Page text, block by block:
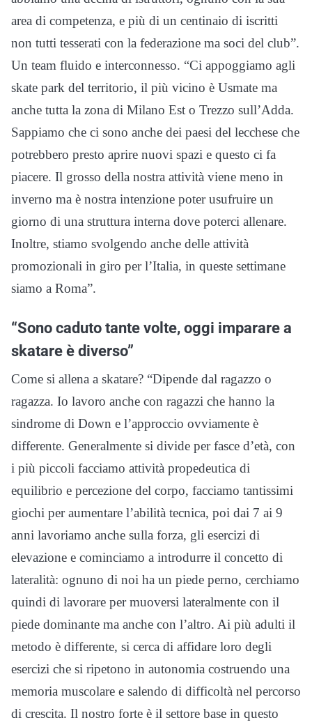
area di competenza, e più di un centinaio di iscritti
non tutti tesserati con la federazione ma soci del club”.
Un team fluido e interconnesso. “Ci appoggiamo agli
skate park del territorio, il più vicino è Usmate ma
anche tutta la zona di Milano Est o Trezzo sull’Adda.
Sappiamo che ci sono anche dei paesi del lecchese che
potrebbero presto aprire nuovi spazi e questo ci fa
piacere. Il grosso della nostra attività viene meno in
inverno ma è nostra intenzione poter usufruire un
giorno di una struttura interna dove poterci allenare.
Inoltre, stiamo svolgendo anche delle attività
promozionali in giro per l’Italia, in queste settimane
siamo a Roma”.
“Sono caduto tante volte, oggi imparare a
skatare è diverso”
Come si allena a skatare? “Dipende dal ragazzo o
ragazza. Io lavoro anche con ragazzi che hanno la
sindrome di Down e l’approccio ovviamente è
differente. Generalmente si divide per fasce d’età, con
i più piccoli facciamo attività propedeutica di
equilibrio e percezione del corpo, facciamo tantissimi
giochi per aumentare l’abilità tecnica, poi dai 7 ai 9
anni lavoriamo anche sulla forza, gli esercizi di
elevazione e cominciamo a introdurre il concetto di
lateralità: ognuno di noi ha un piede perno, cerchiamo
quindi di lavorare per muoversi lateralmente con il
piede dominante ma anche con l’altro. Ai più adulti il
metodo è differente, si cerca di affidare loro degli
esercizi che si ripetono in autonomia costruendo una
memoria muscolare e salendo di difficoltà nel percorso
di crescita. Il nostro forte è il settore base in questo